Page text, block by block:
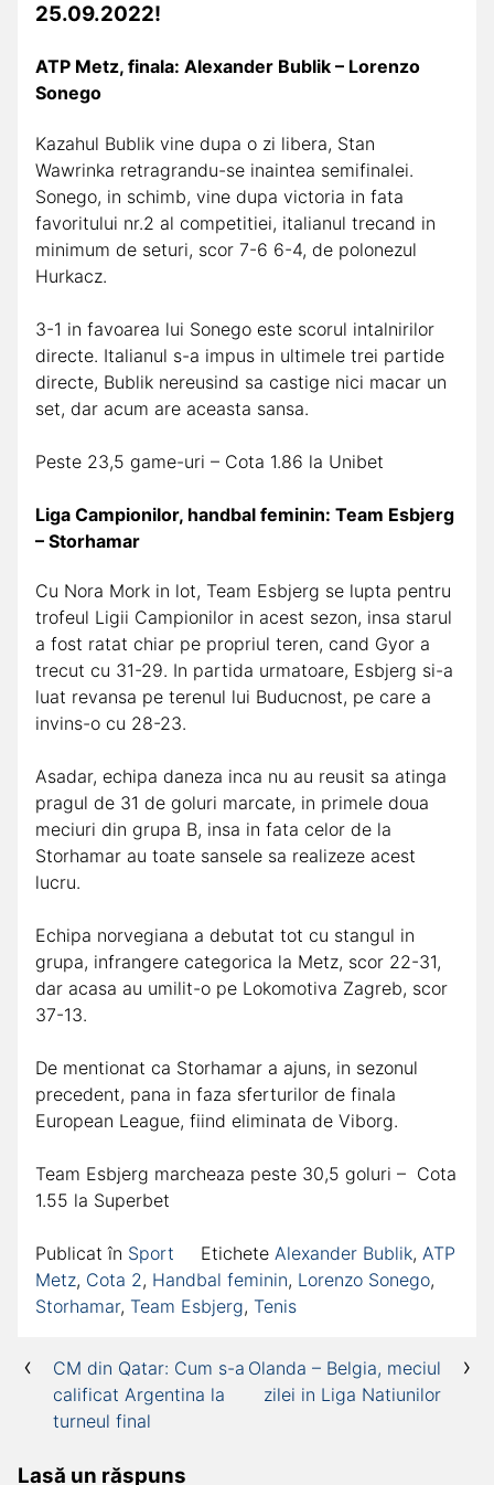
25.09.2022!
ATP Metz, finala: Alexander Bublik – Lorenzo
Sonego
Kazahul Bublik vine dupa o zi libera, Stan
Wawrinka retragrandu-se inaintea semifinalei.
Sonego, in schimb, vine dupa victoria in fata
favoritului nr.2 al competitiei, italianul trecand in
minimum de seturi, scor 7-6 6-4, de polonezul
Hurkacz.
3-1 in favoarea lui Sonego este scorul intalnirilor
directe. Italianul s-a impus in ultimele trei partide
directe, Bublik nereusind sa castige nici macar un
set, dar acum are aceasta sansa.
Peste 23,5 game-uri – Cota 1.86 la Unibet
Liga Campionilor, handbal feminin: Team Esbjerg
– Storhamar
Cu Nora Mork in lot, Team Esbjerg se lupta pentru
trofeul Ligii Campionilor in acest sezon, insa starul
a fost ratat chiar pe propriul teren, cand Gyor a
trecut cu 31-29. In partida urmatoare, Esbjerg si-a
luat revansa pe terenul lui Buducnost, pe care a
invins-o cu 28-23.
Asadar, echipa daneza inca nu au reusit sa atinga
pragul de 31 de goluri marcate, in primele doua
meciuri din grupa B, insa in fata celor de la
Storhamar au toate sansele sa realizeze acest
lucru.
Echipa norvegiana a debutat tot cu stangul in
grupa, infrangere categorica la Metz, scor 22-31,
dar acasa au umilit-o pe Lokomotiva Zagreb, scor
37-13.
De mentionat ca Storhamar a ajuns, in sezonul
precedent, pana in faza sferturilor de finala
European League, fiind eliminata de Viborg.
Team Esbjerg marcheaza peste 30,5 goluri – Cota
1.55 la Superbet
Publicat în Sport Etichete Alexander Bublik, ATP
Metz, Cota 2, Handbal feminin, Lorenzo Sonego,
Storhamar, Team Esbjerg, Tenis
Navigare
Olanda – Belgia, meciul
zilei in Liga Natiunilor
CM din Qatar: Cum s-a
calificat Argentina la
turneul final
Lasă un răspuns